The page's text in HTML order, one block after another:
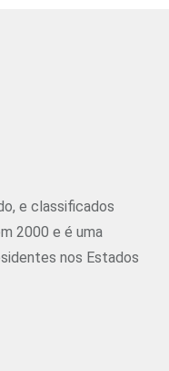
e classificados
2000 e é uma
nos Estados